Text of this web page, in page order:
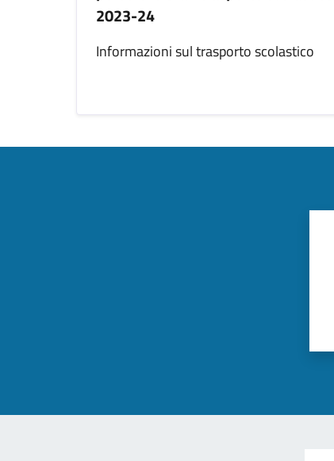
2023-24
Informazioni sul trasporto scolastico